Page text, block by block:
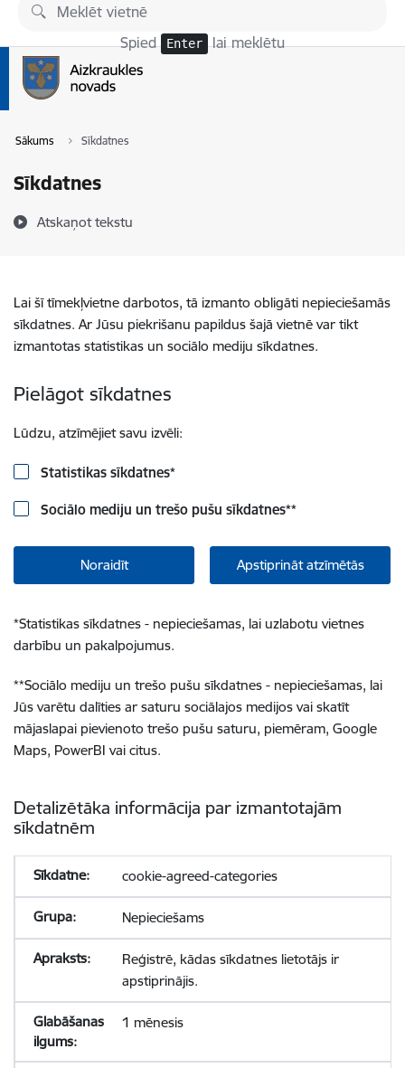
Pāriet uz lapas saturu
Spied Enter lai meklētu
Sākums Sīkdatnes
Sīkdatnes
Atskaņot tekstu
Lai šī tīmekļvietne darbotos, tā izmanto obligāti nepieciešamās
sīkdatnes. Ar Jūsu piekrišanu papildus šajā vietnē var tikt
izmantotas statistikas un sociālo mediju sīkdatnes.
Pielāgot sīkdatnes
Lūdzu, atzīmējiet savu izvēli:
Statistikas sīkdatnes*
Sociālo mediju un trešo pušu sīkdatnes**
Noraidīt Apstiprināt atzīmētās
*Statistikas sīkdatnes - nepieciešamas, lai uzlabotu vietnes
darbību un pakalpojumus.
**Sociālo mediju un trešo pušu sīkdatnes - nepieciešamas, lai
Jūs varētu dalīties ar saturu sociālajos medijos vai skatīt
mājaslapai pievienoto trešo pušu saturu, piemēram, Google
Maps, PowerBI vai citus.
Detalizētāka informācija par izmantotajām
sīkdatnēm
cookie-agreed-categories
Nepieciešams
Reģistrē, kādas sīkdatnes lietotājs ir
apstiprinājis.
1 mēnesis